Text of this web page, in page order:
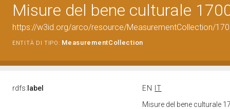
Misure del bene culturale
https://w3id.org/arco/resource/MeasurementCollection/
ENTITÀ DI TIPO: MeasurementCollection
rdfs: label EN
IT
Misure del bene culturale